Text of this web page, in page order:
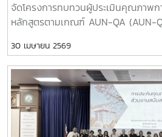
จัดโครงการทบทวนผู้ประเมินคุณภาพก
หลักสูตรตามเกณฑ์ AUN-QA (AUN-
เลี่ยน โรงแรมดุสิต ปริ้นเซส เชียงใหม่ โ
อธิการบดี รองศาสตราจารย์ ดร.ชัยย
ในพิธีเปิด และผู้ช่วยอธิการบดี ผู้ช่วยศ
นฤวรรณ กล่าวเปิดโครงการ โดยการ
Assoc. Prof. Dr.Jorge Fidel
Assessor : AUN-QA ASEAN และร
30 เมษายน 2569